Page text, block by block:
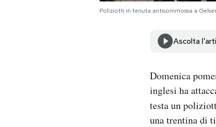
Poliziotti in tenuta antisommossa a
Ascolta
Domenica
inglesi ha
testa un
una trentina di